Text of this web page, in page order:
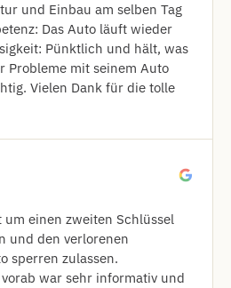
und Einbau am selben Tag
Das Auto läuft wieder
Pünktlich und hält, was
Probleme mit seinem Auto
Vielen Dank für die tolle
einen zweiten Schlüssel
und den verlorenen
sperren zulassen.
war sehr informativ und